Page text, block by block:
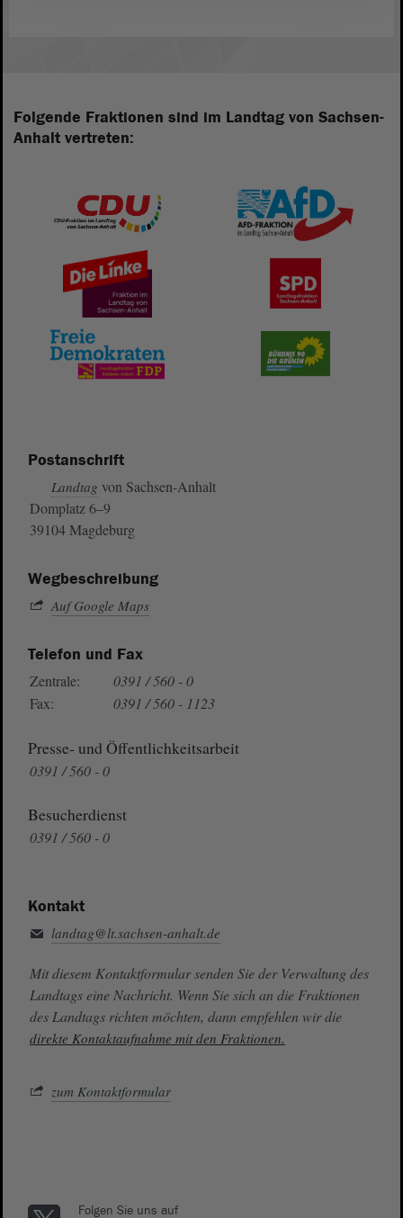
Folgende Fraktionen sind im Landtag von Sachsen-
Anhalt vertreten:
Postanschrift
Landtag von Sachsen-Anhalt
Domplatz 6–9
39104 Magdeburg
Wegbeschreibung
Auf Google Maps
Telefon und Fax
Zentrale:
0391 / 560 - 0
Fax:
0391 / 560 - 1123
Presse- und Öffentlichkeitsarbeit
0391 / 560 - 0
Besucherdienst
0391 / 560 - 0
Kontakt
landtag@lt.sachsen-anhalt.de
Mit diesem Kontaktformular senden Sie der Verwaltung des
Landtags eine Nachricht. Wenn Sie sich an die Fraktionen
des Landtags richten möchten, dann empfehlen wir die
direkte Kontaktaufnahme mit den Fraktionen.
zum Kontaktformular
Folgen Sie uns auf